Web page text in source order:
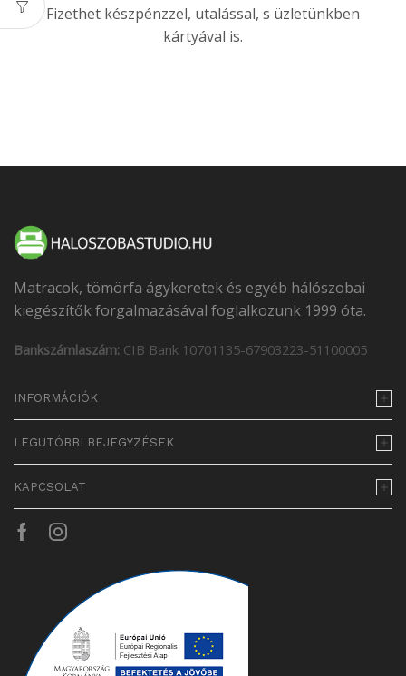
Fizethet készpénzzel, utalással, s üzletünkben
kártyával is.
Matracok, tömörfa ágykeretek és egyéb hálószobai
kiegészítők forgalmazásával foglalkozunk 1999 óta.
Bankszámlaszám: CIB Bank 10701135-67903223-51100005
INFORMÁCIÓK
LEGUTÓBBI BEJEGYZÉSEK
KAPCSOLAT
FacebookInstagram